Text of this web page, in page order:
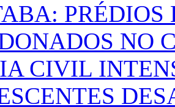
PRÉDIOS
NO
CIVIL